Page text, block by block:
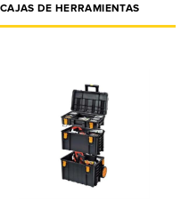
CAJAS DE HERRAMIENTAS